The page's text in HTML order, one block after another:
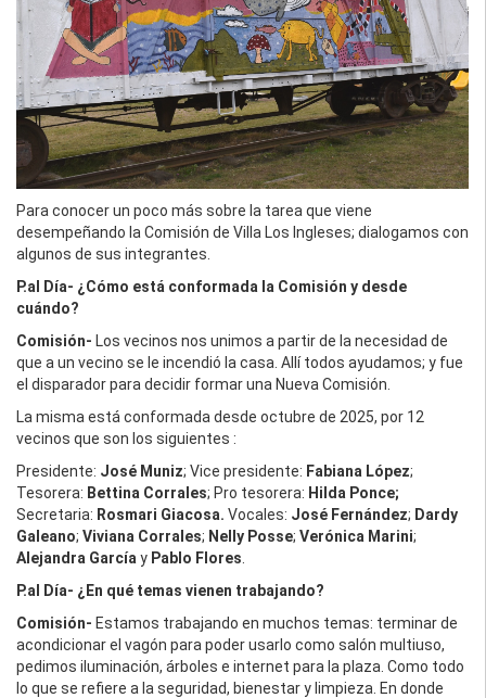
Para conocer un poco más sobre la tarea que viene
desempeñando la Comisión de Villa Los Ingleses; dialogamos con
algunos de sus integrantes.
P.al Día- ¿Cómo está conformada la Comisión y desde
cuándo?
Comisión- Los vecinos nos unimos a partir de la necesidad de
que a un vecino se le incendió la casa. Allí todos ayudamos; y fue
el disparador para decidir formar una Nueva Comisión.
La misma está conformada desde octubre de 2025, por 12
vecinos que son los siguientes :
Presidente: José Muniz; Vice presidente: Fabiana López;
Tesorera: Bettina Corrales; Pro tesorera: Hilda Ponce;
Secretaria: Rosmari Giacosa. Vocales: José Fernández; Dardy
Galeano; Viviana Corrales; Nelly Posse; Verónica Marini;
Alejandra García y Pablo Flores
P.al Día- ¿En qué temas vienen trabajando?
Comisión- Estamos trabajando en muchos temas: terminar de
acondicionar el vagón para poder usarlo como salón multiuso,
pedimos iluminación, árboles e internet para la plaza. Como todo
lo que se refiere a la seguridad, bienestar y limpieza. En donde